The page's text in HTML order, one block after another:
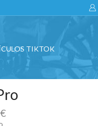
TIKTOK
€